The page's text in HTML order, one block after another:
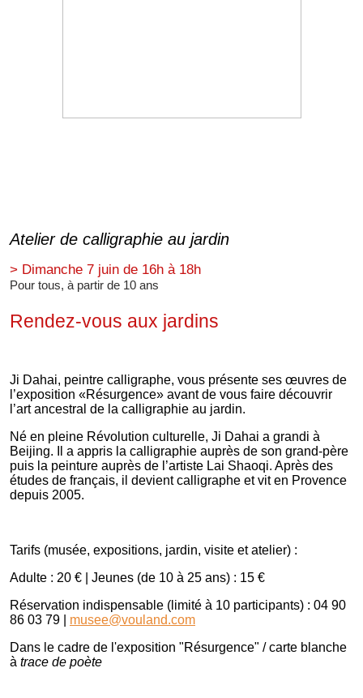
Atelier de calligraphie au jardin
> Dimanche 7 juin de 16h à 18h
Pour tous, à partir de 10 ans
Rendez-vous aux jardins
Ji Dahai, peintre calligraphe, vous présente ses œuvres de
l’exposition «Résurgence» avant de vous faire découvrir
l’art ancestral de la calligraphie au jardin.
Né en pleine Révolution culturelle, Ji Dahai a grandi à
Beijing. Il a appris la calligraphie auprès de son grand-père
puis la peinture auprès de l’artiste Lai Shaoqi. Après des
études de français, il devient calligraphe et vit en Provence
depuis 2005.
Tarifs (musée, expositions, jardin, visite et atelier) :
Adulte : 20 € | Jeunes (de 10 à 25 ans) : 15 €
Réservation indispensable (limité à 10 participants) : 04 90
86 03 79 | musee@vouland.com
Dans le cadre de l'exposition "Résurgence" / carte blanche
à trace de poète